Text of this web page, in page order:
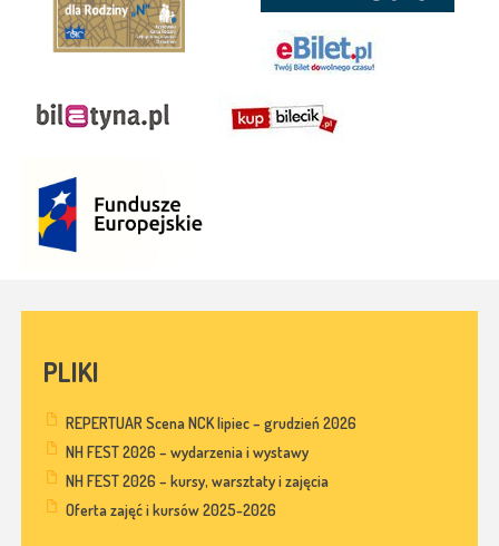
PLIKI
REPERTUAR Scena NCK lipiec – grudzień 2026
NH FEST 2026 – wydarzenia i wystawy
NH FEST 2026 – kursy, warsztaty i zajęcia
Oferta zajęć i kursów 2025-2026